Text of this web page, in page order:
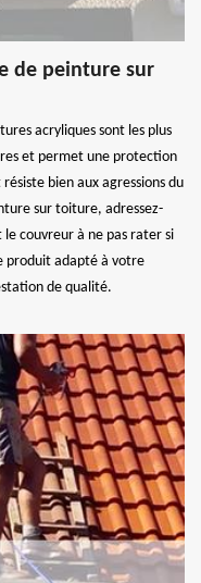
de peinture sur
acryliques sont les plus
et permet une protection
bien aux agressions du
sur toiture, adressez-
le couvreur à ne pas rater si
produit adapté à votre
de qualité.